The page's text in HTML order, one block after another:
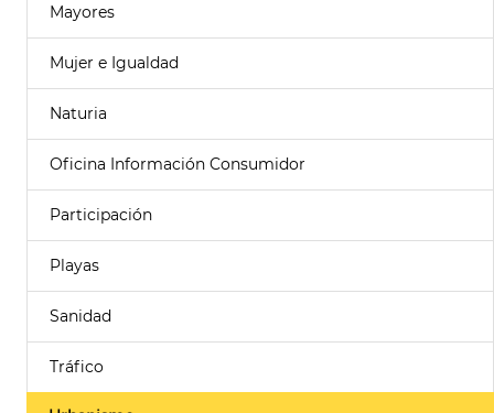
Mayores
Mujer e Igualdad
Naturia
Oficina Información Consumidor
Participación
Playas
Sanidad
Tráfico